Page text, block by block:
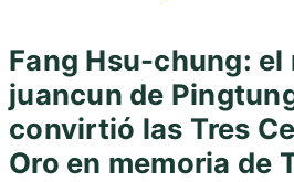
Fang Hsu-chung: el
juancun de
convirtió las Tres
Oro en memoria de